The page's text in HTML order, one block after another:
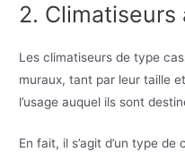
2. Climatiseurs
Les climatiseurs de type
muraux, tant par leur taille
l’usage auquel ils sont
En fait, il s’agit d’un type